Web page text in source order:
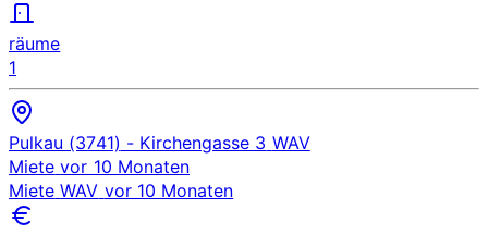
räume
1
Pulkau (3741) - Kirchengasse 3 WAV
Miete vor 10 Monaten
Miete WAV vor 10 Monaten